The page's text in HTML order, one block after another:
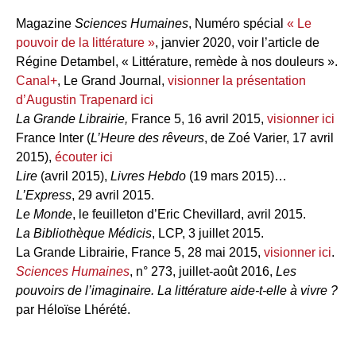
Magazine Sciences Humaines, Numéro spécial « Le
pouvoir de la littérature », janvier 2020, voir l’article de
Régine Detambel, « Littérature, remède à nos douleurs ».
Canal+, Le Grand Journal, visionner la présentation
d’Augustin Trapenard ici
La Grande Librairie, France 5, 16 avril 2015, visionner ici
France Inter (L’Heure des rêveurs, de Zoé Varier, 17 avril
2015), écouter ici
Lire (avril 2015), Livres Hebdo (19 mars 2015)…
L’Express, 29 avril 2015.
Le Monde, le feuilleton d’Eric Chevillard, avril 2015.
La Bibliothèque Médicis, LCP, 3 juillet 2015.
La Grande Librairie, France 5, 28 mai 2015, visionner ici.
Sciences Humaines, n° 273, juillet-août 2016, Les
pouvoirs de l’imaginaire. La littérature aide-t-elle à vivre ?
par Héloïse Lhérété.